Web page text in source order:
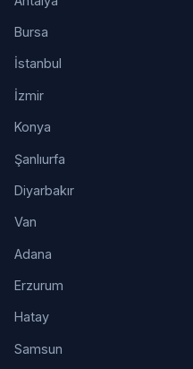
Bursa
İstanbul
İzmir
Konya
Şanlıurfa
Diyarbakır
Van
Adana
Erzurum
Hatay
Samsun